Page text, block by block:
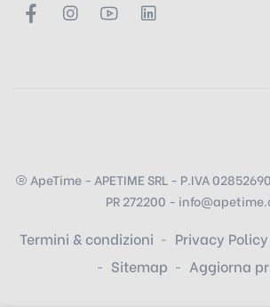
ApeTime - APETIME SRL - P.IVA
PR 272200 -
Termini & condizioni Privacy Policy
Sitemap
Aggiorna